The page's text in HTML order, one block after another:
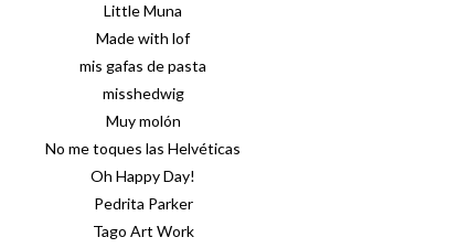
Little Muna
Made with lof
mis gafas de pasta
misshedwig
Muy molón
No me toques las Helvéticas
Oh Happy Day!
Pedrita Parker
Tago Art Work